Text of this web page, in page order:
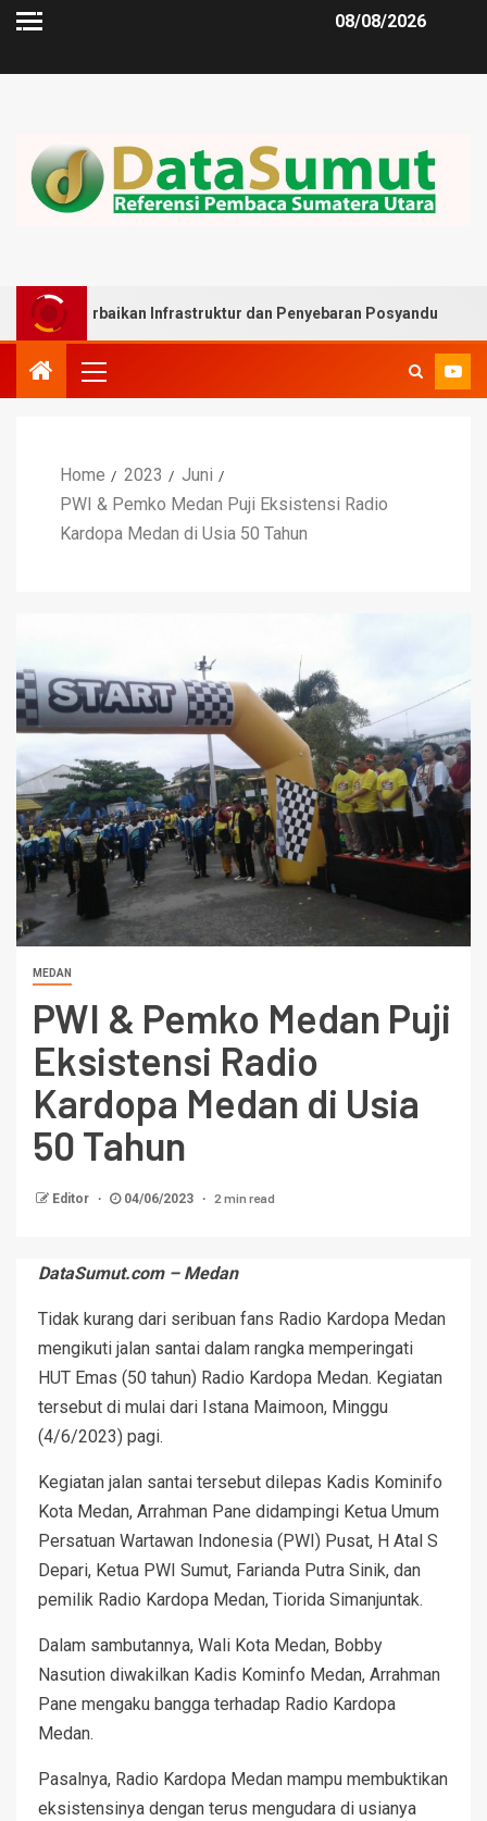
08/08/2026
Infrastruktur dan Penyebaran Posyandu
Home 2023
Juni
PWI & Pemko Medan Puji Eksistensi Radio
Kardopa Medan di Usia 50 Tahun
MEDAN
PWI & Pemko Medan Puji
Eksistensi Radio
Kardopa Medan di Usia
50 Tahun
Editor 04/06/2023 2 min read
DataSumut.com – Medan
Tidak kurang dari seribuan fans Radio Kardopa Medan
mengikuti jalan santai dalam rangka memperingati
HUT Emas (50 tahun) Radio Kardopa Medan. Kegiatan
tersebut di mulai dari Istana Maimoon, Minggu
(4/6/2023) pagi.
Kegiatan jalan santai tersebut dilepas Kadis Kominifo
Kota Medan, Arrahman Pane didampingi Ketua Umum
Persatuan Wartawan Indonesia (PWI) Pusat, H Atal S
Depari, Ketua PWI Sumut, Farianda Putra Sinik, dan
pemilik Radio Kardopa Medan, Tiorida Simanjuntak.
Dalam sambutannya, Wali Kota Medan, Bobby
Nasution diwakilkan Kadis Kominfo Medan, Arrahman
Pane mengaku bangga terhadap Radio Kardopa
Medan.
Pasalnya, Radio Kardopa Medan mampu membuktikan
eksistensinya dengan terus mengudara di usianya